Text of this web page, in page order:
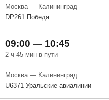
Москва — Калининград
DP261 Победа
09:00 — 10:45
2 ч 45 мин в пути
Москва — Калининград
U6371 Уральские авиалинии